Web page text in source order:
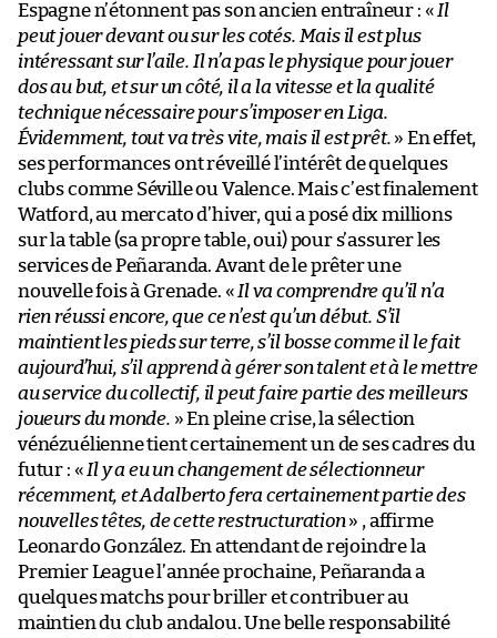
Espagne n’étonnent pas son ancien entraîneur : «Il
peut jouer devant ou sur les cotés. Mais il est plus
intéressant sur l’aile. Il n’a pas le physique pour jouer
dos au but, et sur un côté, il a la vitesse et la qualité
technique nécessaire pour s’imposer en Liga.
Évidemment, tout va très vite, mais il est prêt. » En effet,
ses performances ont réveillé l’intérêt de quelques
clubs comme Séville ou Valence. Mais c’est finalement
Watford, au mercato d’hiver, qui a posé dix millions
sur la table (sa propre table, oui) pour s’assurer les
services de Peñaranda. Avant de le prêter une
nouvelle fois à Grenade. «Il va comprendre qu’il n’a
rien réussi encore, que ce n’est qu’un début. S’il
maintient les pieds sur terre, s’il bosse comme il le fait
aujourd’hui, s’il apprend à gérer son talent et à le mettre
au service du collectif, il peut faire partie des meilleurs
joueurs du monde. » En pleine crise, la sélection
vénézuélienne tient certainement un de ses cadres du
futur : «Il y a eu un changement de sélectionneur
récemment, et Adalberto fera certainement partie des
nouvelles têtes, de cette restructuration» , affirme
Leonardo González. En attendant de rejoindre la
Premier League l’année prochaine, Peñaranda a
quelques matchs pour briller et contribuer au
maintien du club andalou. Une belle responsabilité